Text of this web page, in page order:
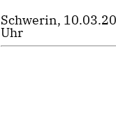
Schwerin,
Uhr